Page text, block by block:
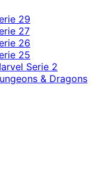
29
27
26
25
Serie 2
& Dragons